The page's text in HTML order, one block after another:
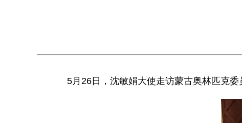
5月26日，沈敏娟大使走访蒙古奥林匹克